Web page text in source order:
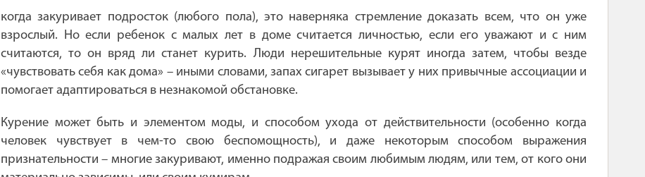
когда закуривает подросток (любого пола), это наверняка стремление доказать всем, что он уже
взрослый. Но если ребенок с малых лет в доме считается личностью, если его уважают и с ним
считаются, то он вряд ли станет курить. Люди нерешительные курят иногда затем, чтобы везде
«чувствовать себя как дома» – иными словами, запах сигарет вызывает у них привычные ассоциации и
помогает адаптироваться в незнакомой обстановке.
Курение может быть и элементом моды, и способом ухода от действительности (особенно когда
человек чувствует в чем-то свою беспомощность), и даже некоторым способом выражения
признательности – многие закуривают, именно подражая своим любимым людям, или тем, от кого они